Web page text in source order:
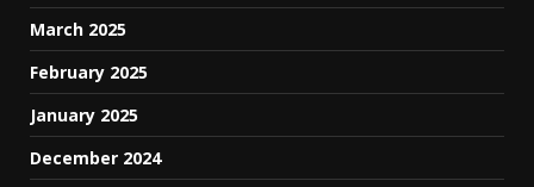
March 2025
February 2025
January 2025
December 2024